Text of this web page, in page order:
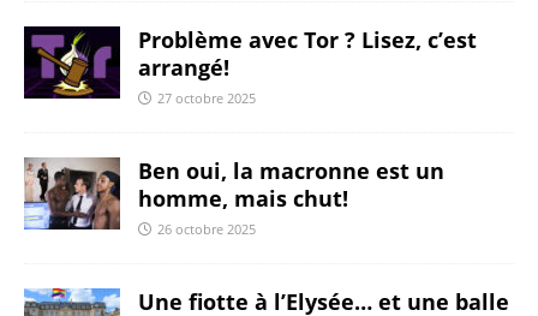
Problème avec Tor ? Lisez, c’est
arrangé!
27 octobre 2025
Ben oui, la macronne est un
homme, mais chut!
26 octobre 2025
Une fiotte à l’Elysée… et une balle